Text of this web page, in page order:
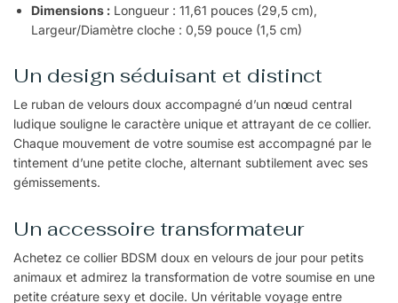
Dimensions : Longueur : 11,61 pouces (29,5 cm),
Largeur/Diamètre cloche : 0,59 pouce (1,5 cm)
Un design séduisant et distinct
Le ruban de velours doux accompagné d’un nœud central
ludique souligne le caractère unique et attrayant de ce collier.
Chaque mouvement de votre soumise est accompagné par le
tintement d’une petite cloche, alternant subtilement avec ses
gémissements.
Un accessoire transformateur
Achetez ce collier BDSM doux en velours de jour pour petits
animaux et admirez la transformation de votre soumise en une
petite créature sexy et docile. Un véritable voyage entre